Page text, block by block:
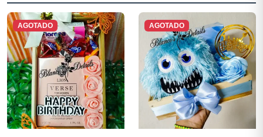
AGOTADO AGOTADO